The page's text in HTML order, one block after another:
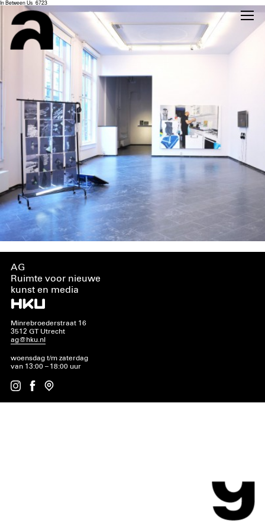
In Between Us_6723
AG
Ruimte voor nieuwe
kunst en media
Minrebroederstraat 16
3512 GT Utrecht
ag@hku.nl
woensdag t/m zaterdag
van 13:00 – 18:00 uur